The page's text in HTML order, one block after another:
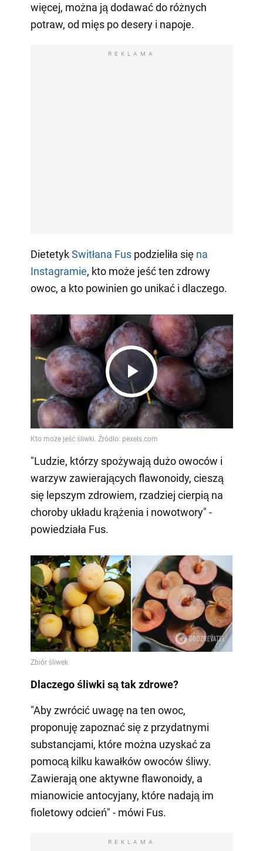
więcej, można ją dodawać do różnych
potraw, od mięs po desery i napoje.
REKLAMA
DietetykSwitłana Fuspodzieliła się na
Instagramie, kto może jeść ten zdrowy
owoc, a kto powinien go unikać i dlaczego.
Play
Video
"Ludzie, którzy spożywają dużo owoców i
warzyw zawierających flawonoidy, cieszą
się lepszym zdrowiem, rzadziej cierpią na
choroby układu krążenia i nowotwory" -
powiedziała Fus.
Dlaczego śliwki są tak zdrowe?
"Aby zwrócić uwagę na ten owoc,
proponuję zapoznać się z przydatnymi
substancjami, które można uzyskać za
pomocą kilku kawałków owoców śliwy.
Zawierają one aktywne flawonoidy, a
mianowicie antocyjany, które nadają im
fioletowy odcień" - mówi Fus.
REKLAMA